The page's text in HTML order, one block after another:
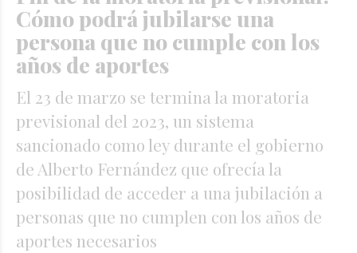
Cómo podrá jubilarse una
persona que no cumple con los
años de aportes
El 23 de marzo se termina la moratoria
previsional del 2023, un sistema
sancionado como ley durante el gobierno
de Alberto Fernández que ofrecía la
posibilidad de acceder a una jubilación a
personas que no cumplen con los años de
aportes necesarios